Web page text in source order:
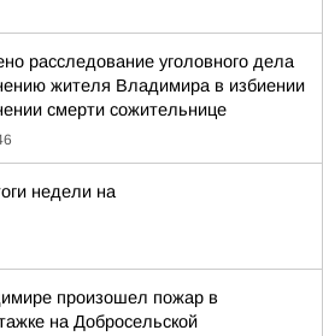
расследование уголовного дела
жителя Владимира в избиении
смерти сожительнице
недели на
произошел пожар в
на Добросельской